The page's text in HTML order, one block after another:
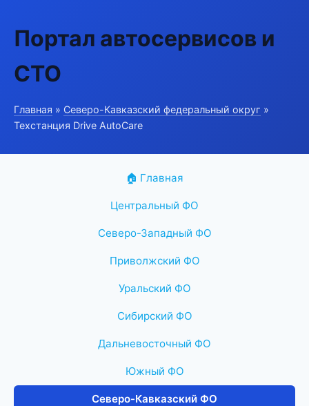
Портал автосервисов и
СТО
Главная » Северо-Кавказский федеральный округ »
Техстанция Drive AutoCare
🏠 Главная
Центральный ФО
Северо-Западный ФО
Приволжский ФО
Уральский ФО
Сибирский ФО
Дальневосточный ФО
Южный ФО
Северо-Кавказский ФО